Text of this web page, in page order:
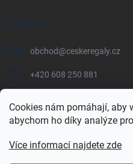
Cookies nám pomáhají, aby
abychom ho díky analýze
Více informací najdete zde
KONTAKT
obchod@ceskeregaly.cz
+420 608 250 881